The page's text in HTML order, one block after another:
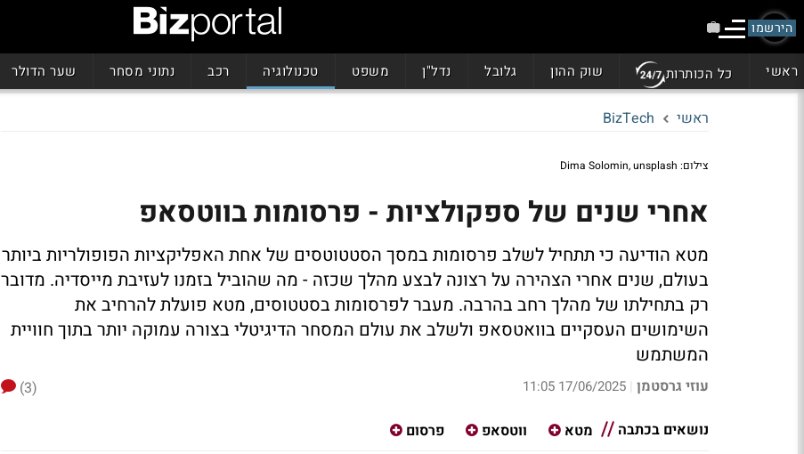
הירשמו
ראשי כל הכותרות שוק ההון גלובל נדל"ן משפט טכנולוגיה רכב נתוני מסחר שער הדולר
ראשי BizTech
צילום: Dima Solomin, unsplash
אחרי שנים של ספקולציות - פרסומות בווטסאפ
מטא הודיעה כי תתחיל לשלב פרסומות במסך הסטטוטסים של אחת האפליקציות הפופולריות ביותר
בעולם, שנים אחרי הצהירה על רצונה לבצע מהלך שכזה - מה שהוביל בזמנו לעזיבת מייסדיה. מדובר
רק בתחילתו של מהלך רחב בהרבה. מעבר לפרסומות בסטטוסים, מטא פועלת להרחיב את
השימושים העסקיים בוואטסאפ ולשלב את עולם המסחר הדיגיטלי בצורה עמוקה יותר בתוך חוויית
המשתמש
עוזי גרסטמן |
17/06/2025 11:05
(3)
נושאים בכתבה
מטא ווטסאפ פרסום